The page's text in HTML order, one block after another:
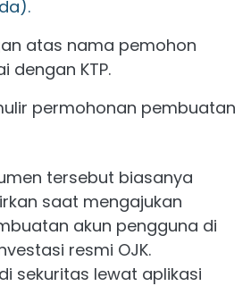
atas nama pemohon
dengan KTP.
permohonan pembuatan
tersebut biasanya
saat mengajukan
akun pengguna di
resmi OJK.
sekuritas lewat aplikasi